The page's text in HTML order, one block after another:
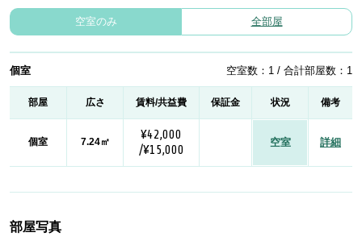
空室のみ 全部屋
個室 空室数：1 / 合計部屋数：1
部屋 広さ 賃料/共益費 保証金 状況 備考
個室 7.24㎡
¥42,000
/¥15,000
空室 詳細
部屋写真